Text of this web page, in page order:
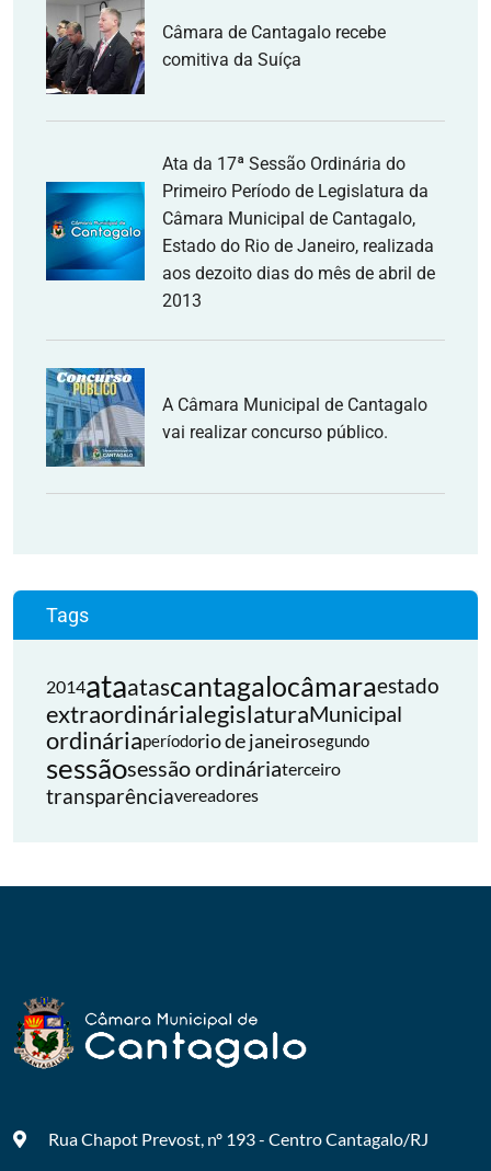
Câmara de Cantagalo recebe
comitiva da Suíça
Ata da 17ª Sessão Ordinária do
Primeiro Período de Legislatura da
Câmara Municipal de Cantagalo,
Estado do Rio de Janeiro, realizada
aos dezoito dias do mês de abril de
2013
A Câmara Municipal de Cantagalo
vai realizar concurso público.
Tags
2014ataatascantagalocâmaraestado
extraordinárialegislaturaMunicipal
ordináriaperíodorio de janeirosegundo
sessãosessão ordináriaterceiro
transparênciavereadores
Rua Chapot Prevost, nº 193 - CentroCantagalo/RJ